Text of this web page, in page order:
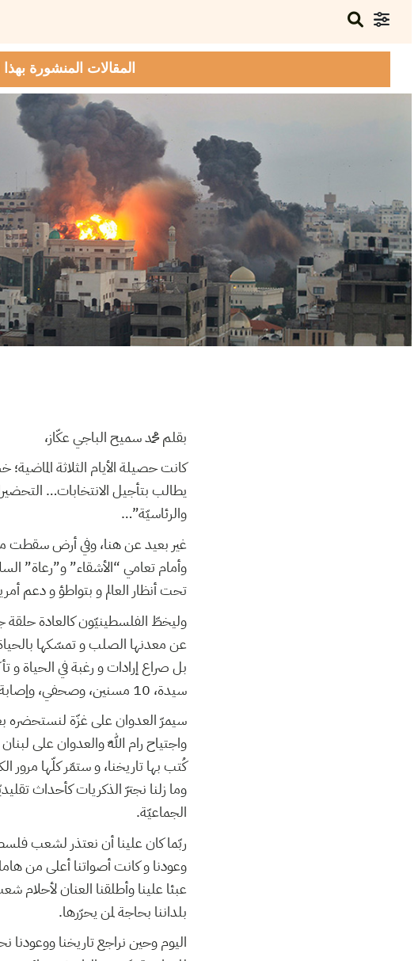
المقالات المنشورة
بقلم محمد سميح الباجي عكّاز،
كانت حصيلة الأيام الثلاثة
يطالب بتأجيل الانتخابات…
والرئاسيّة”…
غير بعيد عن هنا، وفي أرض سقطت
وأمام تعامي “الأشقاء” و”رعاة”
تحت أنظار العالم و بتواطؤ و
وليخطّ الفلسطينيّون كالعادة
عن معدنها الصلب و تمسّكها بالحياة
سيدة، 10 مسنين، وصحفي، وإصابة أكثر من550 مواطن جلهم من الأطفال والنساء، وتدمير 103 منزل سكني.
سيمرّ العدوان على غزّة لنستحضره
واجتياح رام اللّه والعدوان على لبنان سنة 2006
كُتب بها تاريخنا، و ستمّر كلّها
وما زلنا نجترّ الذكريات كأحداث
الجماعيّة.
ربّما كان علينا أن نعتذر لشعب
وعودنا و كانت أصواتنا أعلى من
عبئا علينا وأطلقنا العنان
بلداننا بحاجة لمن يحرّرها.
اليوم وحين نراجع تاريخنا